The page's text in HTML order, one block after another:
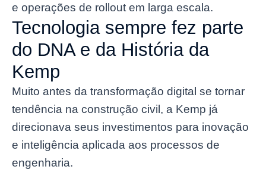
e operações de rollout em larga escala.
Tecnologia sempre fez parte
do DNA e da História da
Kemp
Muito antes da transformação digital se tornar
tendência na construção civil, a Kemp já
direcionava seus investimentos para inovação
e inteligência aplicada aos processos de
engenharia.